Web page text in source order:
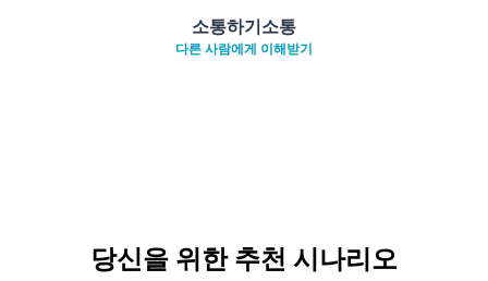
소통하기소통
다른 사람에게 이해받기
당신을 위한 추천 시나리오